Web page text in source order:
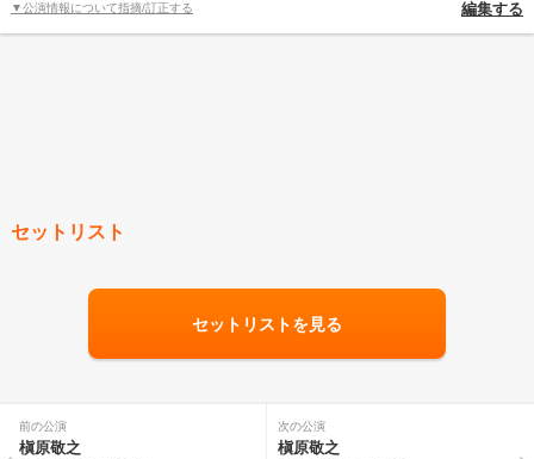
▼公演情報について指摘/訂正する 編集する
セットリスト
セットリストを見る
前の公演
槇原敬之
次の公演
槇原敬之